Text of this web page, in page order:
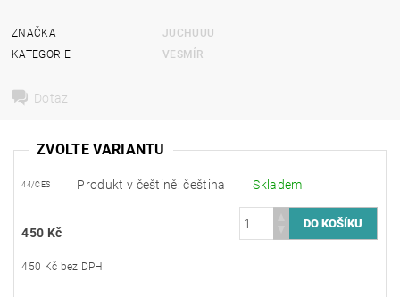
ZNAČKA
JUCHUUU
KATEGORIE
VESMÍR
Dotaz
ZVOLTE VARIANTU
44/CES Produkt v češtině: čeština Skladem
450 Kč
450 Kč bez DPH